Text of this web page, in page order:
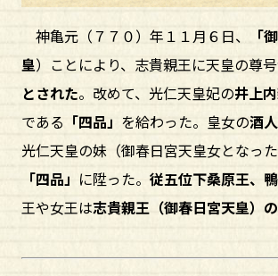
神亀元（７７０）年１１月６日、
「
皇）ことにより、志貴親王に天皇の尊
とされた。改めて、光仁天皇妃の井上
である 「四品」 を給わった。皇女の酒
光仁天皇の妹（御春日宮天皇女となっ
「四品」 に陞った。 従五位下桑原王、
王や女王は志貴親王（御春日宮天皇）